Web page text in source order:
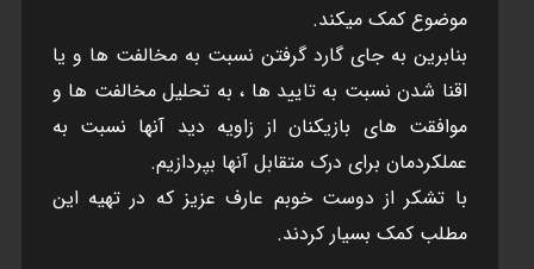
موضوع کمک ميکند.
بنابرين به جای گارد گرفتن نسبت به مخالفت ها و يا
اقنا شدن نسبت به تاييد ها ، به تحليل مخالفت ها و
موافقت های بازيکنان از زاويه ديد آنها نسبت به
عملکردمان برای درک متقابل آنها بپردازيم.
با تشکر از دوست خوبم عارف عزيز که در تهيه اين
مطلب کمک بسيار کردند.